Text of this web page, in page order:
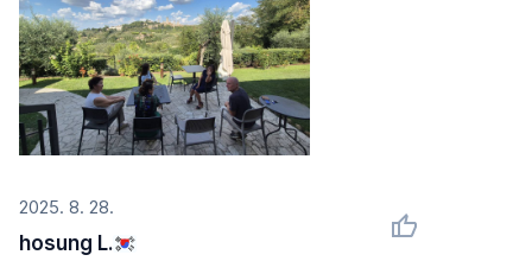
2025. 8. 28.
hosung L.